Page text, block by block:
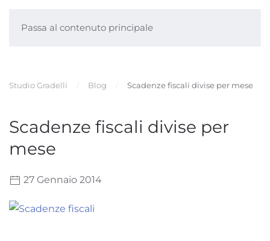
Passa al contenuto principale
Studio Gradelli Blog Scadenze fiscali divise per mese
Scadenze fiscali divise per
mese
27 Gennaio 2014